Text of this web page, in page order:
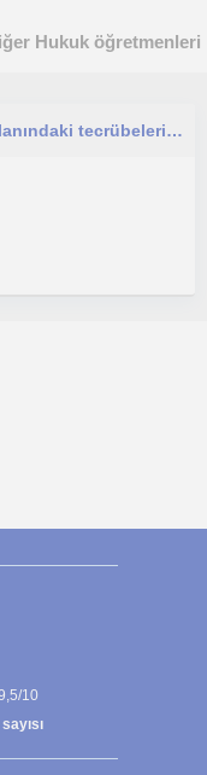
Hukuk öğretmenleri
Hukuk alanındaki ve sosyal bilimler alanındaki tecrübelerimi sizlere sunmaktan keyif almaktayım.
10